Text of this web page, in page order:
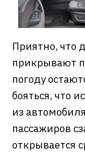
Приятно, что
прикрывают
погоду
бояться, что
из
пассажиров
открывается